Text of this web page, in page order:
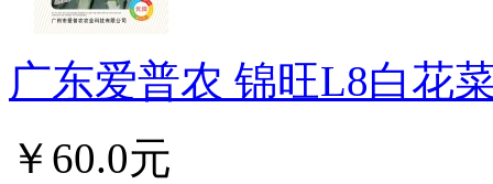
广东爱普农 锦旺L8白花
￥60.0元